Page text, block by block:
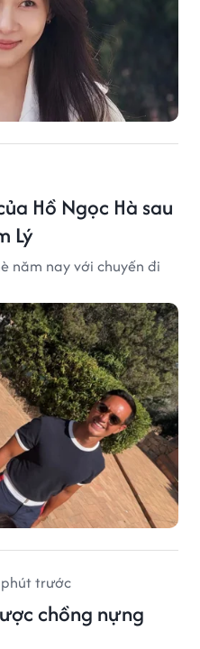
Hồ Ngọc Hà sau
Lý
năm nay với chuyến đi
trước
chồng nựng